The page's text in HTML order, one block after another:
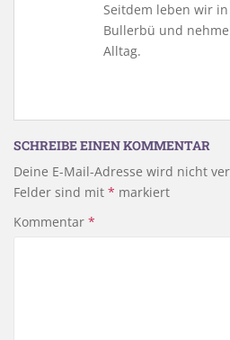
Seitdem leben wir
Bullerbü und
Alltag.
SCHREIBE EINEN KOMMENTAR
Deine E-Mail-Adresse wird nicht
Felder sind mit * markiert
Kommentar *